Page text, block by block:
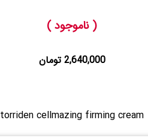
( ناموجود )
2,640,000 تومان
torriden cellmazing firming cream